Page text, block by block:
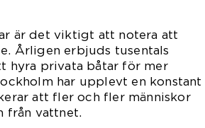
är det viktigt att notera att
Årligen erbjuds tusentals
hyra privata båtar för mer
har upplevt en konstant
att fler och fler människor
från vattnet.